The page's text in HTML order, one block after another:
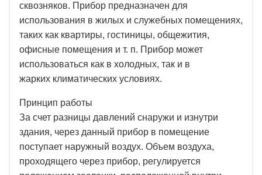
сквозняков. Прибор предназначен для
использования в жилых и служебных помещениях,
таких как квартиры, гостиницы, общежития,
офисные помещения и т. п. Прибор может
использоваться как в холодных, так и в
жарких климатических условиях.
П ринцип работы
За счет разницы давлений снаружи и изнутри
здания, через данный прибор в помещение
поступает наружный воздух. Объем воздуха,
проходящего через прибор, регулируется